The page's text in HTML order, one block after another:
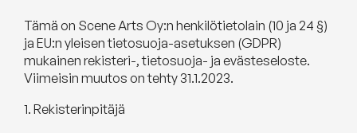
Tämä on Scene Arts Oy:n henkilötietolain (10 ja 24 §)
ja EU:n yleisen tietosuoja-asetuksen (GDPR)
mukainen rekisteri-, tietosuoja- ja evästeseloste.
Viimeisin muutos on tehty 31.1.2023.
1. Rekisterinpitäjä